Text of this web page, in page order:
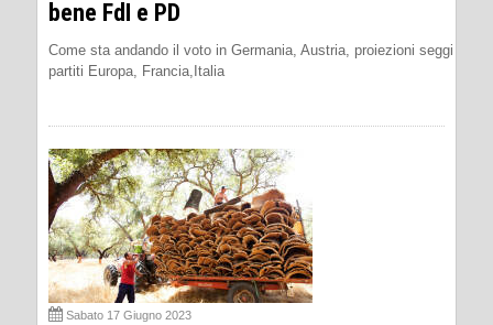
bene FdI e PD
Come sta andando il voto in Germania, Austria, proiezioni seggi
partiti Europa, Francia,Italia
Sabato 17 Giugno 2023